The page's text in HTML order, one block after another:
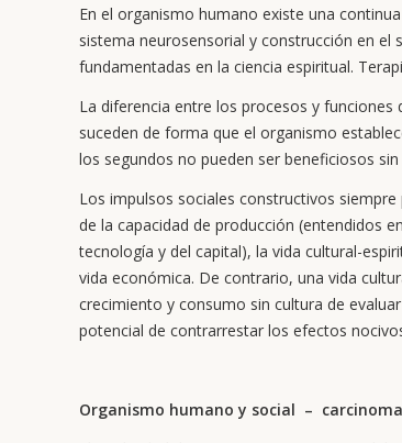
En el organismo humano existe una
sistema neurosensorial y construcción en
fundamentadas en la ciencia espiritual.
La diferencia entre los procesos y
suceden de forma que el organismo
los segundos no pueden ser beneficiosos
Los impulsos sociales constructivos
de la capacidad de producción (entendidos
tecnología y del capital), la vida cultural-
vida económica. De contrario, una vida
crecimiento y consumo sin cultura de
potencial de contrarrestar los efectos
Organismo humano y social –